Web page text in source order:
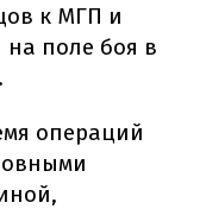
к МГП и
поле боя в
операций